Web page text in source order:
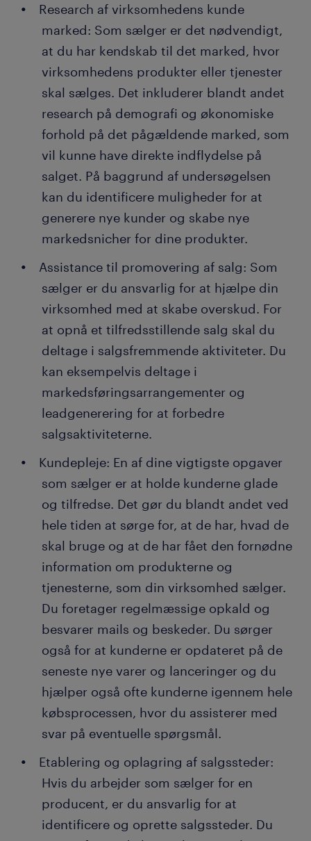
Research af virksomhedens kunde
marked: Som sælger er det nødvendigt,
at du har kendskab til det marked, hvor
virksomhedens produkter eller tjenester
skal sælges. Det inkluderer blandt andet
research på demografi og økonomiske
forhold på det pågældende marked, som
vil kunne have direkte indflydelse på
salget. På baggrund af undersøgelsen
kan du identificere muligheder for at
generere nye kunder og skabe nye
markedsnicher for dine produkter.
Assistance til promovering af salg: Som
sælger er du ansvarlig for at hjælpe din
virksomhed med at skabe overskud. For
at opnå et tilfredsstillende salg skal du
deltage i salgsfremmende aktiviteter. Du
kan eksempelvis deltage i
markedsføringsarrangementer og
leadgenerering for at forbedre
salgsaktiviteterne.
Kundepleje: En af dine vigtigste opgaver
som sælger er at holde kunderne glade
og tilfredse. Det gør du blandt andet ved
hele tiden at sørge for, at de har, hvad de
skal bruge og at de har fået den fornødne
information om produkterne og
tjenesterne, som din virksomhed sælger.
Du foretager regelmæssige opkald og
besvarer mails og beskeder. Du sørger
også for at kunderne er opdateret på de
seneste nye varer og lanceringer og du
hjælper også ofte kunderne igennem hele
købsprocessen, hvor du assisterer med
svar på eventuelle spørgsmål.
Etablering og oplagring af salgssteder:
Hvis du arbejder som sælger for en
producent, er du ansvarlig for at
identificere og oprette salgssteder. Du